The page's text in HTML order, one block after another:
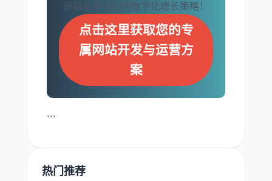
获取量身定制的数字化增长策略！
点击这里获取您的专
属网站开发与运营方
案
```
热门推荐